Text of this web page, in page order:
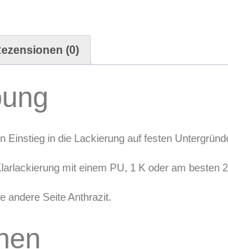
(0)
Einstieg in die Lackierung auf festen
mit einem PU, 1 K oder am
andere Seite Anthrazit.